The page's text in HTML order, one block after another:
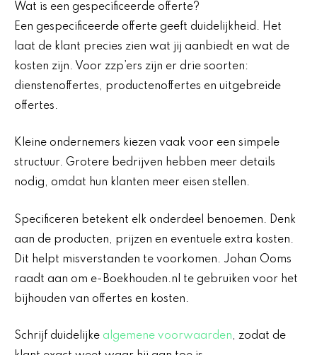
Wat is een gespecificeerde offerte?
Een gespecificeerde offerte geeft duidelijkheid. Het
laat de klant precies zien wat jij aanbiedt en wat de
kosten zijn. Voor zzp’ers zijn er drie soorten:
dienstenoffertes, productenoffertes en uitgebreide
offertes.
Kleine ondernemers kiezen vaak voor een simpele
structuur. Grotere bedrijven hebben meer details
nodig, omdat hun klanten meer eisen stellen.
Specificeren betekent elk onderdeel benoemen. Denk
aan de producten, prijzen en eventuele extra kosten.
Dit helpt misverstanden te voorkomen. Johan Ooms
raadt aan om e-Boekhouden.nl te gebruiken voor het
bijhouden van offertes en kosten.
Schrijf duidelijke algemene voorwaarden, zodat de